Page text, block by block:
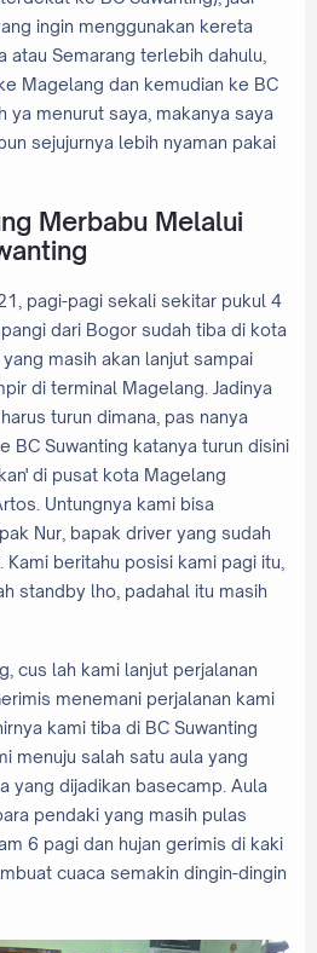
ingin menggunakan kereta
atau Semarang terlebih dahulu,
Magelang dan kemudian ke BC
ya menurut saya, makanya saya
sejujurnya lebih nyaman pakai
Merbabu Melalui
pagi-pagi sekali sekitar pukul 4
dari Bogor sudah tiba di kota
masih akan lanjut sampai
di terminal Magelang. Jadinya
turun dimana, pas nanya
BC Suwanting katanya turun disini
di pusat kota Magelang
Untungnya kami bisa
Nur, bapak driver yang sudah
beritahu posisi kami pagi itu,
standby lho, padahal itu masih
cus lah kami lanjut perjalanan
menemani perjalanan kami
kami tiba di BC Suwanting
menuju salah satu aula yang
yang dijadikan basecamp. Aula
pendaki yang masih pulas
6 pagi dan hujan gerimis di kaki
cuaca semakin dingin-dingin